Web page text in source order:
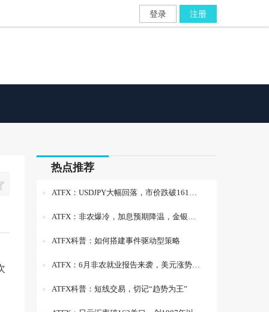
登录 注册
热点推荐
ATFX：USDJPY大幅回落，市价跌破161关口
ATFX：非农爆冷，加息预期降温，金银非美货币反弹
ATFX科普：如何搭建事件驱动型策略
ATFX：6月非农就业报告来袭，美元涨势迎考验
ATFX科普：短线交易，切记“趋势为王”